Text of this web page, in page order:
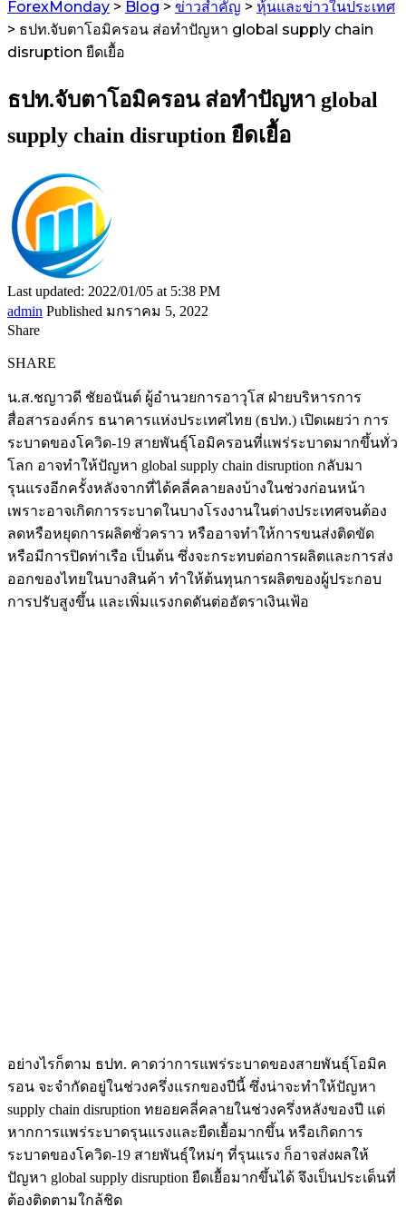
ForexMonday > Blog > ข่าวสำคัญ > หุ้นและข่าวในประเทศ
> ธปท.จับตาโอมิครอน ส่อทำปัญหา global supply chain
disruption ยืดเยื้อ
ธปท.จับตาโอมิครอน ส่อทำปัญหา global
supply chain disruption ยืดเยื้อ
Last updated: 2022/01/05 at 5:38 PM
admin Published มกราคม 5, 2022
Share
SHARE
น.ส.ชญาวดี ชัยอนันต์ ผู้อำนวยการอาวุโส ฝ่ายบริหารการ
สื่อสารองค์กร ธนาคารแห่งประเทศไทย (ธปท.) เปิดเผยว่า การ
ระบาดของโควิด-19 สายพันธุ์โอมิครอนที่แพร่ระบาดมากขึ้นทั่ว
โลก อาจทำให้ปัญหา global supply chain disruption กลับมา
รุนแรงอีกครั้งหลังจากที่ได้คลี่คลายลงบ้างในช่วงก่อนหน้า
เพราะอาจเกิดการระบาดในบางโรงงานในต่างประเทศจนต้อง
ลดหรือหยุดการผลิตชั่วคราว หรืออาจทำให้การขนส่งติดขัด
หรือมีการปิดท่าเรือ เป็นต้น ซึ่งจะกระทบต่อการผลิตและการส่ง
ออกของไทยในบางสินค้า ทำให้ต้นทุนการผลิตของผู้ประกอบ
การปรับสูงขึ้น และเพิ่มแรงกดดันต่ออัตราเงินเฟ้อ
อย่างไรก็ตาม ธปท. คาดว่าการแพร่ระบาดของสายพันธุ์โอมิค
รอน จะจำกัดอยู่ในช่วงครึ่งแรกของปีนี้ ซึ่งน่าจะทำให้ปัญหา
supply chain disruption ทยอยคลี่คลายในช่วงครึ่งหลังของปี แต่
หากการแพร่ระบาดรุนแรงและยืดเยื้อมากขึ้น หรือเกิดการ
ระบาดของโควิด-19 สายพันธุ์ใหม่ๆ ที่รุนแรง ก็อาจส่งผลให้
ปัญหา global supply disruption ยืดเยื้อมากขึ้นได้ จึงเป็นประเด็นที่
ต้องติดตามใกล้ชิด